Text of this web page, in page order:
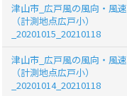
津山市_広戸風の風向・風速
（計測地点広戸小）
_20201015_20210118
津山市_広戸風の風向・風速
（計測地点広戸小）
_20201014_20210118